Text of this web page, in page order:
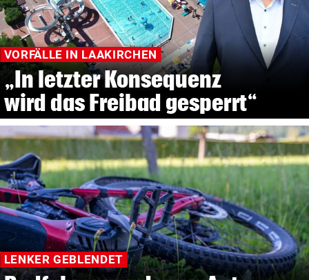
VORFÄLLE IN LAAKIRCHEN
„In letzter Konsequenz
wird das Freibad gesperrt“
LENKER GEBLENDET